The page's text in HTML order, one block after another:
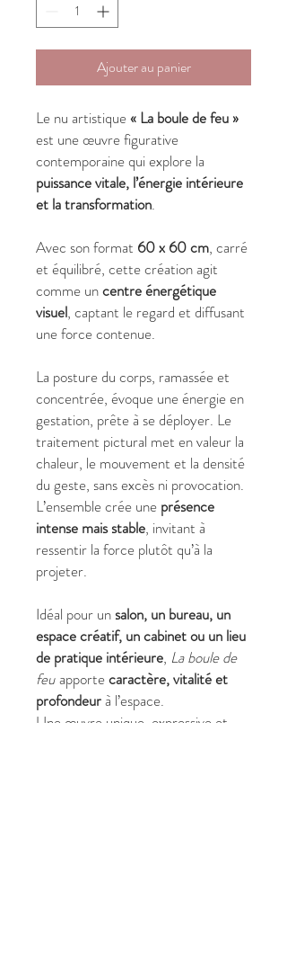
Ajouter au panier
Le nu artistique« La boule de feu »
est une œuvre figurative
contemporaine qui explore la
puissance vitale, l’énergie intérieure
et la transformation.
Avec son format 60 x 60 cm, carré
et équilibré, cette création agit
comme uncentre énergétique
visuel, captant le regard et diffusant
une force contenue.
La posture du corps, ramassée et
concentrée, évoque une énergie en
gestation, prête à se déployer. Le
traitement pictural met en valeur la
chaleur, le mouvement et la densité
du geste, sans excès ni provocation.
L’ensemble crée une présence
intense mais stable, invitant à
ressentir la force plutôt qu’à la
projeter.
Idéal pour unsalon, un bureau, un
espace créatif, un cabinet ou un lieu
de pratique intérieure, La boule de
feu apportecaractère, vitalité et
profondeurà l’espace.
Une œuvre unique, expressive et